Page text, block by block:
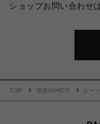
ショップお問い合わせ
TOP 池袋PARCO ビー